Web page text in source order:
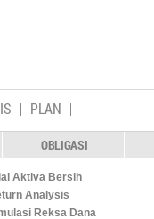
PLAN
OBLIGASI
Aktiva Bersih
Analysis
Reksa Dana